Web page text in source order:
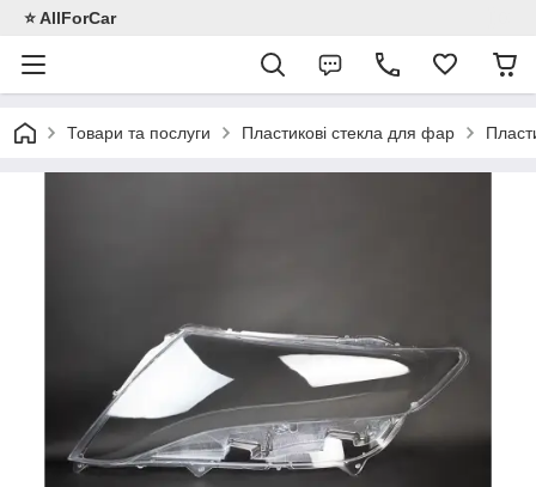
⭐️ AllForCar
Товари та послуги Пластикові стекла для фар